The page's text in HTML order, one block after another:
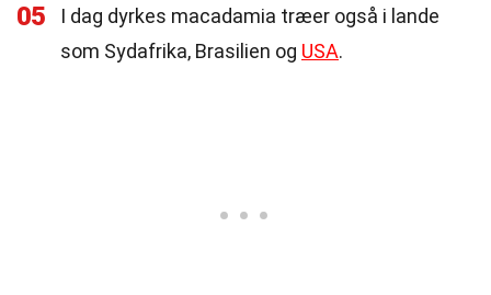
05
I dag dyrkes macadamia træer også i lande
som Sydafrika, Brasilien og USA.